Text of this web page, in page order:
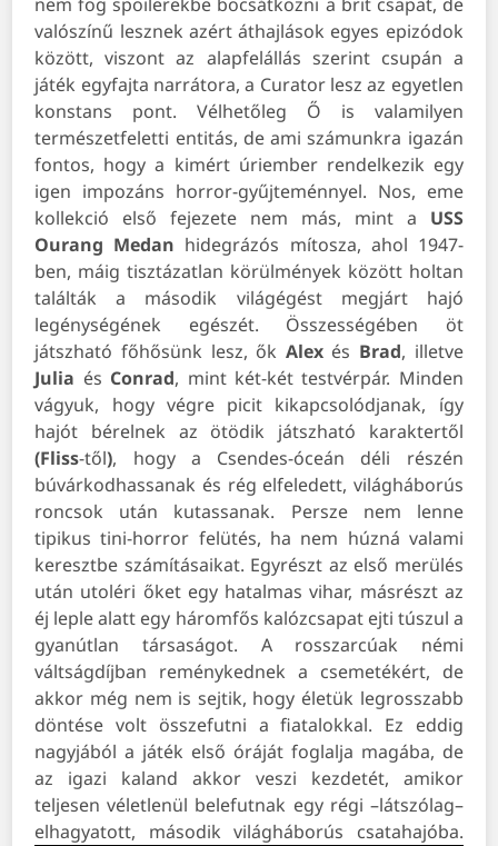
valószínű lesznek azért áthajlások egyes epizódok
között, viszont az alapfelállás szerint csupán a
játék egyfajta narrátora, a Curator lesz az egyetlen
konstans pont. Vélhetőleg Ő is valamilyen
természetfeletti entitás, de ami számunkra igazán
fontos, hogy a kimért úriember rendelkezik egy
igen impozáns horror-gyűjteménnyel. Nos, eme
kollekció első fejezete nem más, mint a USS
Ourang Medan hidegrázós mítosza, ahol 1947-
ben, máig tisztázatlan körülmények között holtan
találták a második világégést megjárt hajó
legénységének egészét. Összességében öt
játszható főhősünk lesz, ők Alexés Brad, illetve
Julia és Conrad, mint két-két testvérpár. Minden
vágyuk, hogy végre picit kikapcsolódjanak, így
hajót bérelnek az ötödik játszható karaktertől
(Fliss-től), hogy a Csendes-óceán déli részén
búvárkodhassanak és rég elfeledett, világháborús
roncsok után kutassanak. Persze nem lenne
tipikus tini-horror felütés, ha nem húzná valami
keresztbe számításaikat. Egyrészt az első merülés
után utoléri őket egy hatalmas vihar, másrészt az
éj leple alatt egy háromfős kalózcsapat ejti túszul a
gyanútlan társaságot. A rosszarcúak némi
váltságdíjban reménykednek a csemetékért, de
akkor még nem is sejtik, hogy életük legrosszabb
döntése volt összefutni a fiatalokkal. Ez eddig
nagyjából a játék első óráját foglalja magába, de
az igazi kaland akkor veszi kezdetét, amikor
teljesen véletlenül belefutnak egy régi –látszólag–
elhagyatott, második világháborús csatahajóba.